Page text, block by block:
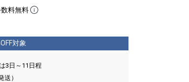
料無料
対象
3日～11日程
）